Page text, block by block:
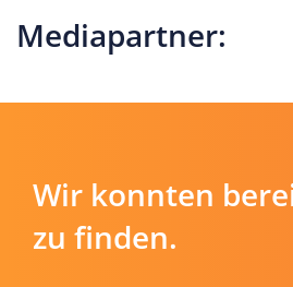
Mediapartner:
Wir konnten
zu finden.